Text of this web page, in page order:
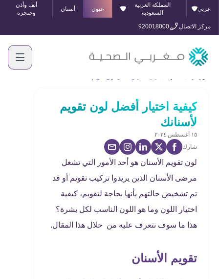
عربي
المملكة العربية
السعودية
عيون أسنان
أنف وأذن
وحنجرة
مركز الاتصال
920018000
كيفية اختيار أفضل لون تقويم
لأسنانك
١٥ أغسطس ٢٠٢٤
شارك
لون تقويم الأسنان هو أحد الأمور التي تشغل
مرضى الأسنان الذين يريدوا تركيب تقويم أو قد
تم تشخيص حالتهم بأنها بحاجة لتقويم، كيفية
اختيار اللون وما هو اللون الناسب لكل بشرة؟
هذا ما سوف نتعرف عليه من خلال هذا المقال.
تقويم الأسنان